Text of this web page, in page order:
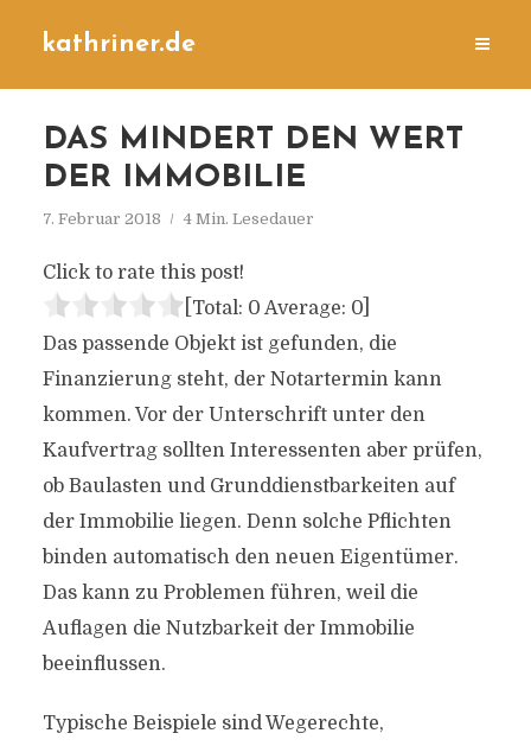
kathriner.de
DAS MINDERT DEN WERT
DER IMMOBILIE
7. Februar 2018 4 Min. Lesedauer
Click to rate this post!
[Total: 0 Average: 0]
Das passende Objekt ist gefunden, die
Finanzierung steht, der Notartermin kann
kommen. Vor der Unterschrift unter den
Kaufvertrag sollten Interessenten aber prüfen,
ob Baulasten und Grunddienstbarkeiten auf
der Immobilie liegen. Denn solche Pflichten
binden automatisch den neuen Eigentümer.
Das kann zu Problemen führen, weil die
Auflagen die Nutzbarkeit der Immobilie
beeinflussen.
Typische Beispiele sind Wegerechte,